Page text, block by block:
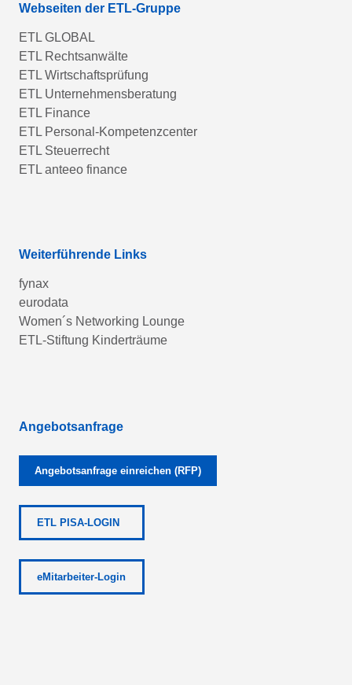
Webseiten der ETL-Gruppe
ETL GLOBAL
ETL Rechtsanwälte
ETL Wirtschaftsprüfung
ETL Unternehmensberatung
ETL Finance
ETL Personal-Kompetenzcenter
ETL Steuerrecht
ETL anteeo finance
Weiterführende Links
fynax
eurodata
Women´s Networking Lounge
ETL-Stiftung Kinderträume
Angebotsanfrage
Angebotsanfrage einreichen (RFP)
ETL PISA-LOGIN
eMitarbeiter-Login